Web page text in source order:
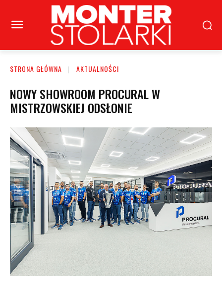
STRONA GŁÓWNA AKTUALNOŚCI
NOWY SHOWROOM PROCURAL W
MISTRZOWSKIEJ ODSŁONIE